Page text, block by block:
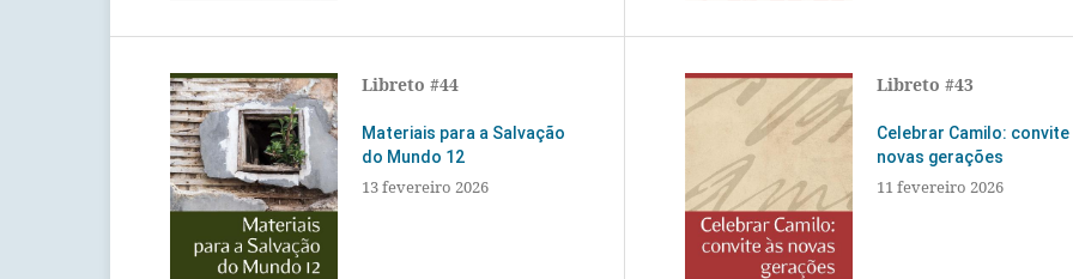
Libreto #44
Materiais para a Salvação
do Mundo 12
13 fevereiro 2026
Libreto #43
Celebrar Camilo: convite
novas gerações
11 fevereiro 2026